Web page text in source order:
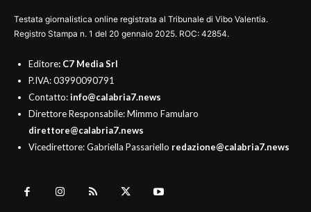
Testata giornalistica online registrata al Tribunale di Vibo Valentia.
Registro Stampa n. 1 del 20 gennaio 2025. ROC: 42854.
Editore: C7 Media Srl
P.IVA: 03990090791
Contatto:info@calabria7.news
Direttore Responsabile: Mimmo Famularo
direttore@calabria7.news
Vicedirettore: Gabriella Passariello redazione@calabria7.news